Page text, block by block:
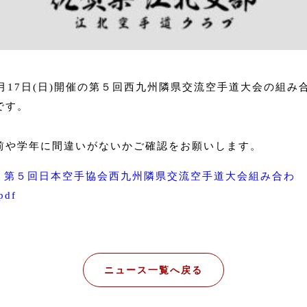
17日(日)開催の第５回西九州隣県交流空手道大会の組み
す。
や学年に間違いがないかご確認をお願いします。
第５回日本空手協会西九州隣県交流空手道大会組み合わ
ニュース一覧へ戻る